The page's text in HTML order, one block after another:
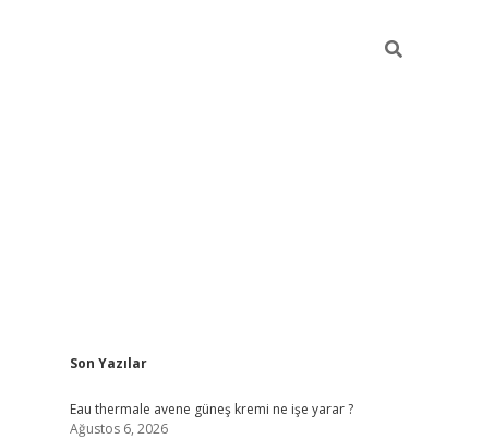
Sidebar
Son Yazılar
Eau thermale avene güneş kremi ne işe yarar ?
Ağustos 6, 2026